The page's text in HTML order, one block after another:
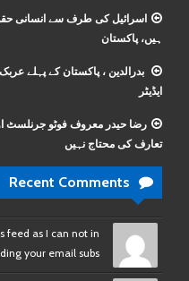
اسرائیل کی طرف سے انسانی
ہیں، پاکستان
بدرالدین ، پاکستان کے پہلے
ایڈیٹر
رضا حیدر معروف فوٹو جرنلسٹ
تعارف کی محتاج نہیں
Recent Comments
feed as I can not in
your email subs